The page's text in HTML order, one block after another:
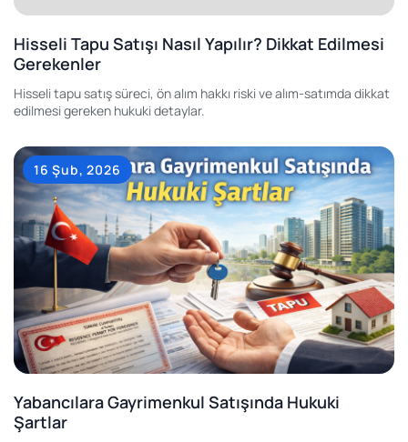
Hisseli Tapu Satışı Nasıl Yapılır? Dikkat Edilmesi
Gerekenler
Hisseli tapu satış süreci, ön alım hakkı riski ve alım-satımda dikkat
edilmesi gereken hukuki detaylar.
16 Şub, 2026
Yabancılara Gayrimenkul Satışında Hukuki
Şartlar